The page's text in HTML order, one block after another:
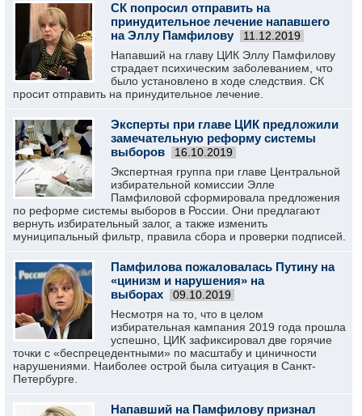
СК попросил отправить на
принудительное лечение напавшего
на Эллу Памфилову
11.12.2019
Напавший на главу ЦИК Эллу Памфилову
страдает психическим заболеванием, что
было установлено в ходе следствия. СК
просит отправить на принудительное лечение.
Эксперты при главе ЦИК предложили
замечательную реформу системы
выборов
16.10.2019
Экспертная группа при главе Центральной
избирательной комиссии Элле
Памфиловой сформировала предложения
по реформе системы выборов в России. Они предлагают
вернуть избирательный залог, а также изменить
муниципальный фильтр, правила сбора и проверки подписей.
Памфилова пожаловалась Путину на
«цинизм и нарушения» на
выборах
09.10.2019
Несмотря на то, что в целом
избирательная кампания 2019 года прошла
успешно, ЦИК зафиксировал две горячие
точки с «беспрецедентными» по масштабу и циничности
нарушениями. Наиболее острой была ситуация в Санкт-
Петербурге.
Напавший на Памфилову признал